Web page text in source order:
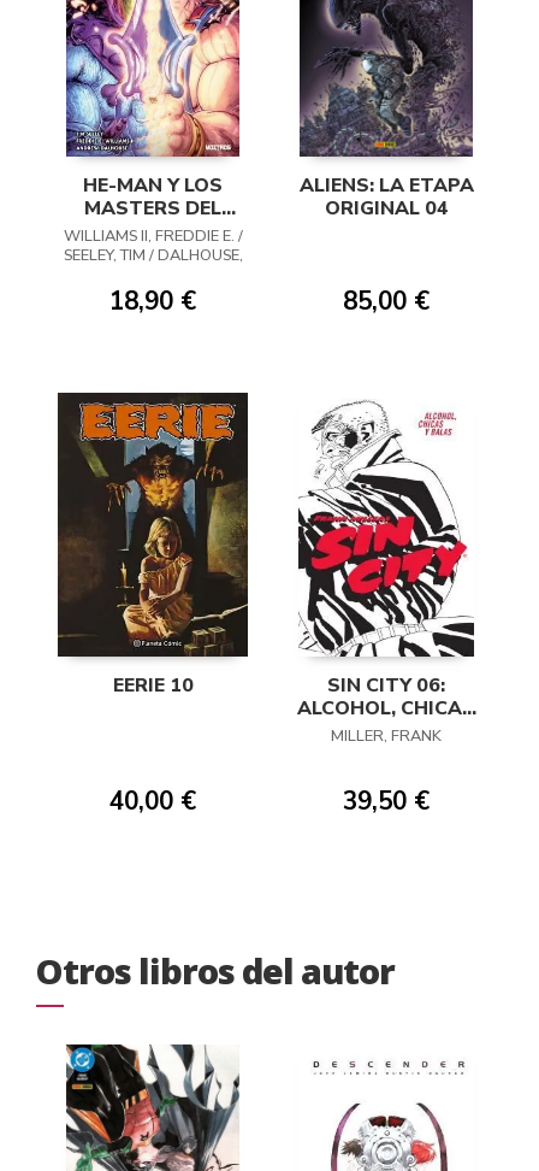
HE-MAN Y LOS
MASTERS DEL
UNIVERSO 01: LA
ESPADA DE LOS
WILLIAMS II, FREDDIE E. /
SEELEY, TIM / DALHOUSE,
18,90 €
ALIENS: LA ETAPA
ORIGINAL 04
85,00 €
EERIE 10
40,00 €
SIN CITY 06:
ALCOHOL, CHICAS
Y BALAS
MILLER, FRANK
39,50 €
Otros libros del autor